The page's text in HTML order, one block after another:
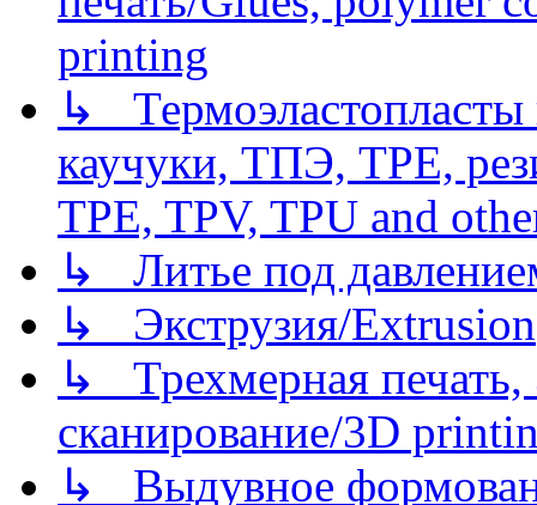
printing
↳
каучуки, ТПЭ, TPE,
TPE, TPV, TPU and
↳ Литье под
↳ Экструзия/Extrusion
↳ Трехмерная
сканирование/3D
↳ Выдувное